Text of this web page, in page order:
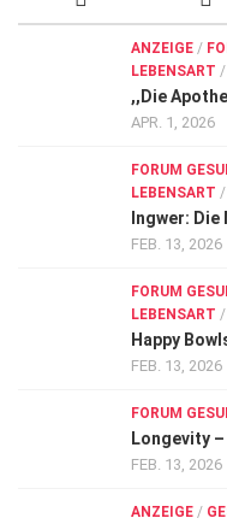
ANZEIGE /
LEBENSART /
,,Die
APR. 1, 2026
FORUM
LEBENSART /
Ingwer:
FEB. 13, 2026
FORUM
LEBENSART /
Happy
FEB. 13, 2026
FORUM
Longevity
FEB. 13, 2026
ANZEIGE /